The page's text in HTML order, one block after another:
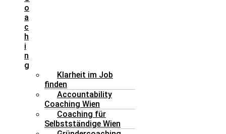
o
a
c
h
i
n
g
Klarheit im Job
finden
Accountability
Coaching Wien
Coaching für
Selbstständige Wien